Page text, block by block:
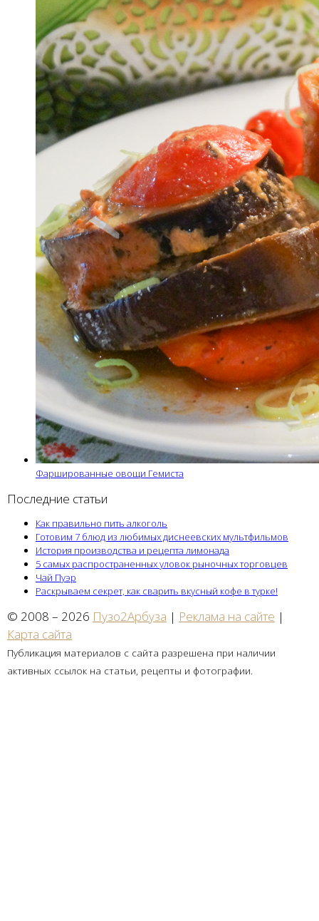
Фаршированные овощи Гемиста
Последние статьи
Как правильно пить алкоголь
Готовим 7 блюд из любимых диснеевских мультфильмов
История производства и рецепта лимонада
5 самых распространенных уловок рыночных торговцев
Чай Пуэр
Раскрываем секрет, как сварить вкусный кофе в турке!
© 2008 – 2026 Пузо2Арбуза | Реклама на сайте |
Карта сайта
Публикация материалов с сайта разрешена при наличии
активных ссылок на статьи, рецепты и фотографии.